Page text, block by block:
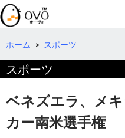
検
索
コ
テ
へ
動
ホーム > スポーツ
スポーツ
ベネズエラ、メ
カー南米選手権